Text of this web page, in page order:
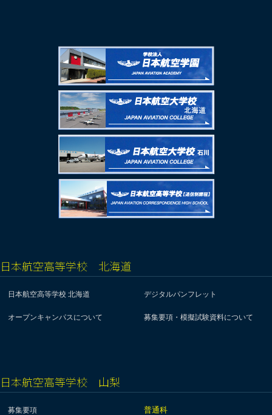
日本航空高等学校 北海道
日本航空高等学校 北海道 デジタルパンフレット
オープンキャンパスについて 募集要項・模擬試験資料について
日本航空高等学校 山梨
募集要項
普通科